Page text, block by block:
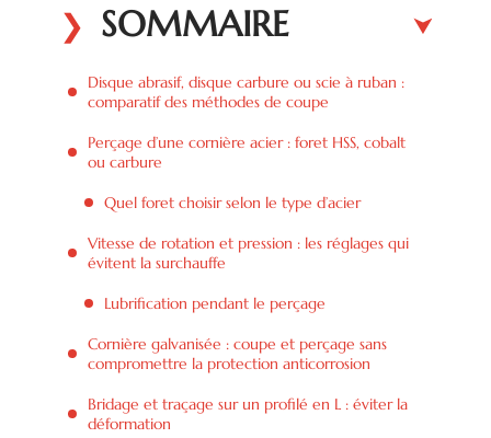
SOMMAIRE
Disque abrasif, disque carbure ou scie à ruban :
comparatif des méthodes de coupe
Perçage d’une cornière acier : foret HSS, cobalt
ou carbure
Quel foret choisir selon le type d’acier
Vitesse de rotation et pression : les réglages qui
évitent la surchauffe
Lubrification pendant le perçage
Cornière galvanisée : coupe et perçage sans
compromettre la protection anticorrosion
Bridage et traçage sur un profilé en L : éviter la
déformation